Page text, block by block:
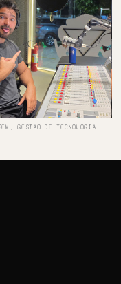
GESTÃO DE TECNOLOGIA